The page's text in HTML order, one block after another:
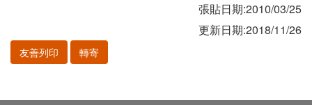
張貼日期:2010/03/25
更新日期:2018/11/26
友善列印 轉寄